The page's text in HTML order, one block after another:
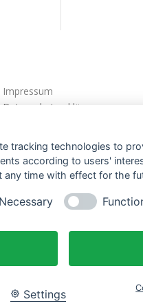
Impressum
Datenschutzerklärung
tracking technologies to
according to users'
any time with effect for the
Necessary
Settings